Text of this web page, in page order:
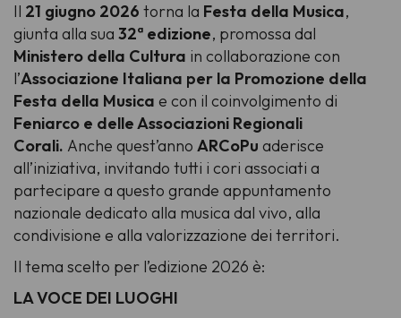
Il 21 giugno 2026 torna la Festa della Musica,
giunta alla sua 32ª edizione, promossa dal
Ministero della Cultura in collaborazione con
l’Associazione Italiana per la Promozione della
Festa della Musica e con il coinvolgimento di
Feniarco e delle Associazioni Regionali
Corali. Anche quest’anno ARCoPu aderisce
all’iniziativa, invitando tutti i cori associati a
partecipare a questo grande appuntamento
nazionale dedicato alla musica dal vivo, alla
condivisione e alla valorizzazione dei territori.
Il tema scelto per l’edizione 2026 è:
LA VOCE DEI LUOGHI